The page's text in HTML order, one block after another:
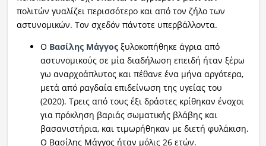
πολιτών γυαλίζει περισσότερο και από τον ζήλο των
αστυνομικών. Τον σχεδόν πάντοτε υπερβάλλοντα.
Ο Βασίλης Μάγγοςξυλοκοπήθηκε άγρια από
αστυνομικούς σε μία διαδήλωση επειδή ήταν ξέρω
γω αναρχοάπλυτος και πέθανε ένα μήνα αργότερα,
μετά από ραγδαία επιδείνωση της υγείας του
(2020). Τρεις από τους έξι δράστες κρίθηκαν ένοχοι
για πρόκληση βαριάς σωματικής βλάβης και
βασανιστήρια, και τιμωρήθηκαν με διετή φυλάκιση.
Ο Βασίλης Μάγγος ήταν μόλις 26 ετών.